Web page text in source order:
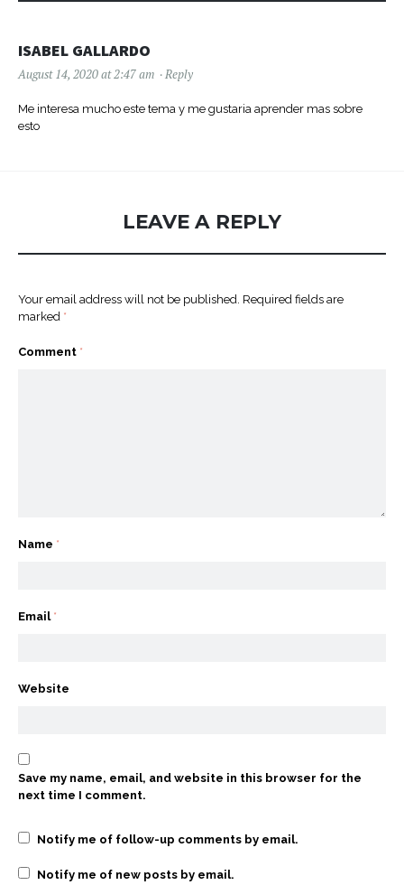
ISABEL GALLARDO
August 14, 2020 at 2:47 am Reply
Me interesa mucho este tema y me gustaria aprender mas sobre
esto
LEAVE A REPLY
Your email address will not be published. Required fields are
marked *
Comment *
Name *
Email *
Website
Save my name, email, and website in this browser for the
next time I comment.
Notify me of follow-up comments by email.
Notify me of new posts by email.